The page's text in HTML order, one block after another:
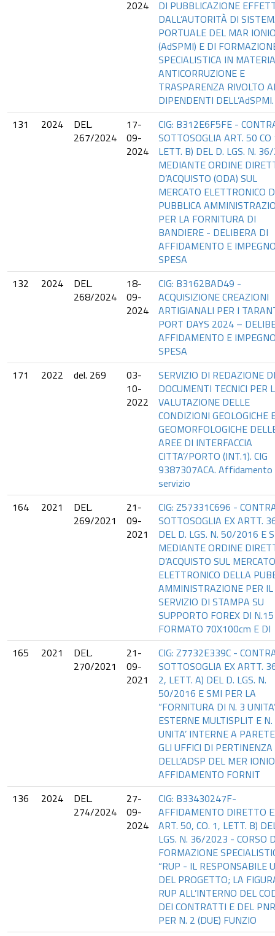
2024
DI PUBBLICAZIONE
DALL’AUTORITÀ DI
PORTUALE DEL MAR
(AdSPMI) E DI
SPECIALISTICA IN
ANTICORRUZIONE E
TRASPARENZA RIVOLTO AI
DIPENDENTI DELL’AdSPMI.
131
2024
DEL.
267/2024
17-
09-
2024
CIG: B312E6F5FE -
SOTTOSOGLIA ART. 50 CO
LETT. B) DEL D. LGS. N.
MEDIANTE ORDINE
D’ACQUISTO (ODA) SUL
MERCATO ELETTRONICO
PUBBLICA
PER LA FORNITURA DI
BANDIERE - DELIBERA DI
AFFIDAMENTO E
SPESA
132
2024
DEL.
268/2024
18-
09-
2024
CIG: B3162BAD49 -
ACQUISIZIONE CREAZIONI
ARTIGIANALI PER I
PORT DAYS 2024 –
AFFIDAMENTO E
SPESA
171
2022 del. 269
03-
10-
2022
SERVIZIO DI REDAZIONE
DOCUMENTI TECNICI PER
VALUTAZIONE DELLE
CONDIZIONI GEOLOGICHE
GEOMORFOLOGICHE
AREE DI INTERFACCIA
CITTA’/PORTO (INT.1). CIG
9387307ACA. Affidamento
servizio
164
2021
DEL.
269/2021
21-
09-
2021
CIG: Z57331C696 -
SOTTOSOGLIA EX ARTT.
DEL D. LGS. N. 50/2016 E
MEDIANTE ORDINE
D’ACQUISTO SUL MERCATO
ELETTRONICO DELLA
AMMINISTRAZIONE PER IL
SERVIZIO DI STAMPA SU
SUPPORTO FOREX DI
FORMATO 70X100cm E DI
165
2021
DEL.
270/2021
21-
09-
2021
CIG: Z7732E339C -
SOTTOSOGLIA EX ARTT.
2, LETT. A) DEL D. LGS. N.
50/2016 E SMI PER LA
“FORNITURA DI N. 3 UNITA’
ESTERNE MULTISPLIT E
UNITA’ INTERNE A
GLI UFFICI DI PERTINENZA
DELL’ADSP DEL MER
AFFIDAMENTO FORNIT
136
2024
DEL.
274/2024
27-
09-
2024
CIG: B33430247F-
AFFIDAMENTO DIRETTO
ART. 50, CO. 1, LETT. B)
LGS. N. 36/2023 - CORSO
FORMAZIONE
“RUP - IL RESPONSABILE
DEL PROGETTO; LA
RUP ALL’INTERNO DEL
DEI CONTRATTI E DEL
PER N. 2 (DUE) FUNZIO